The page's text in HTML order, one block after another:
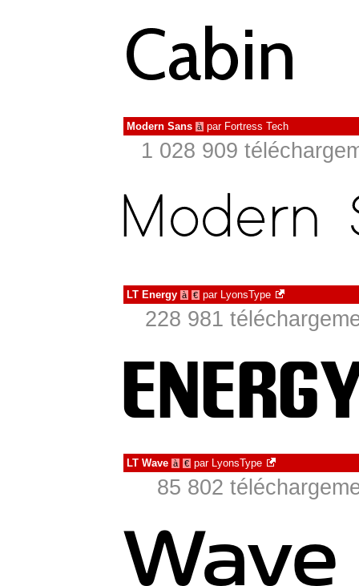
Modern Sans à par Fortress Tech
1 028 909
LT Energy à € par LyonsType
228 981
LT Wave à € par LyonsType
85 802